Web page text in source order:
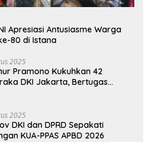
Apresiasi Antusiasme Warga
80 di Istana
2025
Pramono Kukuhkan 42
DKI Jakarta, Bertugas
2025
DKI dan DPRD Sepakati
KUA-PPAS APBD 2026